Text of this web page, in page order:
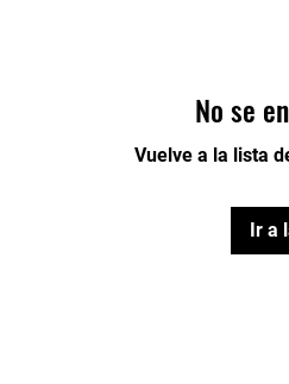
No se
Vuelve a la lista
Ir a